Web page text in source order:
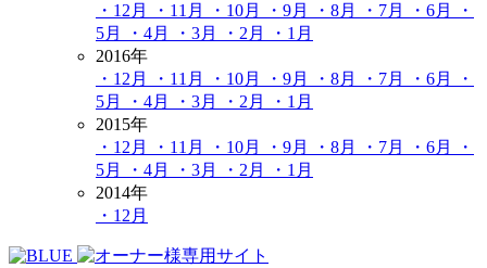
・12月
・11月 ・10月 ・9月 ・8月 ・7月 ・6月
・
5月
・4月 ・3月 ・2月
・1月
2016年
・12月
・11月 ・10月 ・9月 ・8月 ・7月 ・6月
・
5月
・4月 ・3月 ・2月
・1月
2015年
・12月
・11月 ・10月 ・9月 ・8月 ・7月 ・6月
・
5月
・4月 ・3月 ・2月
・1月
2014年
・12月